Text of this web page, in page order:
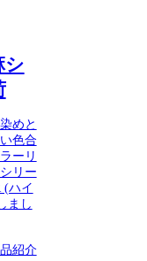
シ
めと
色合
ーリ
リー
(ハイ
まし
紹介